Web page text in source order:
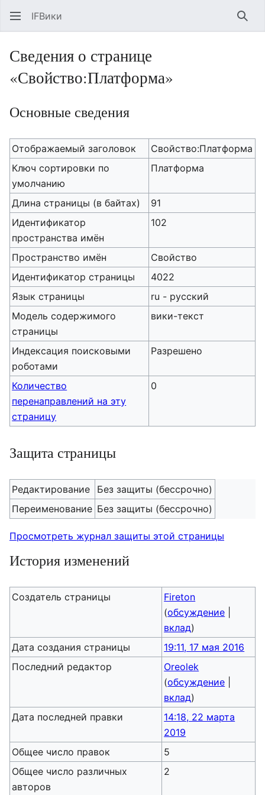
IFВики
Сведения о странице
«Свойство:Платформа»
Основные сведения
Отображаемый заголовок
Свойство:Платформа
Ключ сортировки по
умолчанию
Платформа
Длина страницы (в байтах)
91
Идентификатор
пространства имён
102
Пространство имён
Свойство
Идентификатор страницы
4022
Язык страницы
ru - русский
Модель содержимого
страницы
вики-текст
Индексация поисковыми
роботами
Разрешено
Количество
перенаправлений на эту
страницу
0
Защита страницы
Редактирование
Без защиты (бессрочно)
Переименование Без защиты (бессрочно)
Просмотреть журнал защиты этой страницы
История изменений
Создатель страницы
Fireton
(обсуждение
вклад)
Дата создания страницы
19:11, 17 мая 2016
Последний редактор
Oreolek
(обсуждение
вклад)
Дата последней правки
14:18, 22 марта
2019
Общее число правок
5
Общее число различных
авторов
2